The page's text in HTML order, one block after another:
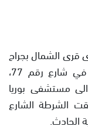
عاماً من احدى قرى الشمال بجراح
خطيرة بعد اطلاق النار عليه اثناء سفره في شارع رقم 77،
مستشفى بوريا
الشرطة الشارع
الحادث.